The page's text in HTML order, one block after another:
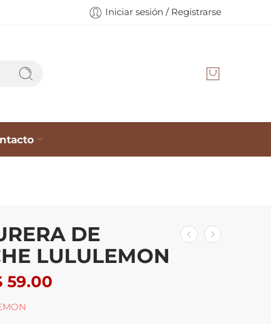
Iniciar sesión / Registrarse
DE
LULULEMON
59.00